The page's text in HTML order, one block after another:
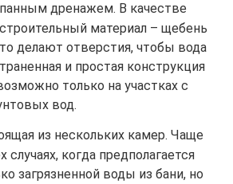
дренажем. В качестве
материал – щебень
делают отверстия, чтобы вода
и простая конструкция
только на участках с
вод.
из нескольких камер. Чаще
когда предполагается
загрязненной воды из бани, но